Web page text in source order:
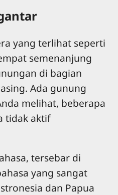
yang terlihat seperti
semenanjung
di bagian
Ada gunung
melihat, beberapa
tidak aktif
tersebar di
yang sangat
dan Papua